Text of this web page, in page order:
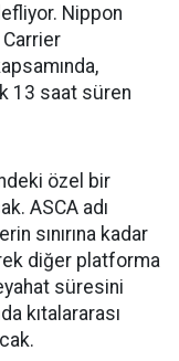
Nippon
13 saat süren
özel bir
ASCA adı
sınırına kadar
diğer platforma
süresini
kıtalararası